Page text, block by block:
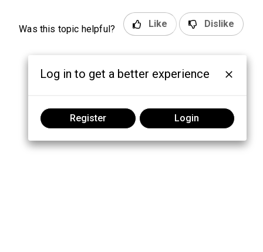
Was this topic helpful? Like Dislike
Log in to get a better experience
Register Login